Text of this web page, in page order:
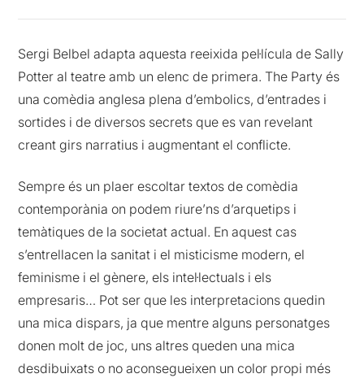
Sergi Belbel adapta aquesta reeixida pel·lícula de Sally
Potter al teatre amb un elenc de primera. The Party és
una comèdia anglesa plena d’embolics, d’entrades i
sortides i de diversos secrets que es van revelant
creant girs narratius i augmentant el conflicte.
Sempre és un plaer escoltar textos de comèdia
contemporània on podem riure’ns d’arquetips i
temàtiques de la societat actual. En aquest cas
s’entrellacen la sanitat i el misticisme modern, el
feminisme i el gènere, els intel·lectuals i els
empresaris… Pot ser que les interpretacions quedin
una mica dispars, ja que mentre alguns personatges
donen molt de joc, uns altres queden una mica
desdibuixats o no aconsegueixen un color propi més